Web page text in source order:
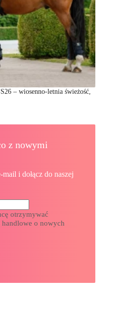
– wiosenno-letnia świeżość,
z nowymi
i dołącz do naszej
otrzymywać
o nowych